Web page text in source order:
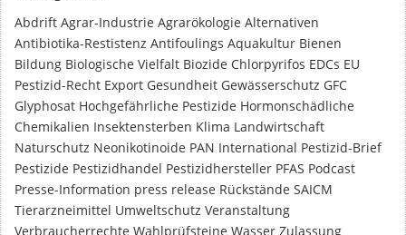
Abdrift Agrar-Industrie Agrarökologie Alternativen
Antibiotika-Restistenz Antifoulings Aquakultur Bienen
Bildung Biologische Vielfalt Biozide Chlorpyrifos EDCs EU
Pestizid-Recht Export Gesundheit Gewässerschutz GFC
Glyphosat Hochgefährliche Pestizide Hormonschädliche
Chemikalien Insektensterben Klima Landwirtschaft
Naturschutz Neonikotinoide PAN International Pestizid-Brief
Pestizide Pestizidhandel Pestizidhersteller PFAS Podcast
Presse-Information press release Rückstände SAICM
Tierarzneimittel Umweltschutz Veranstaltung
Verbraucherrechte Wahlprüfsteine Wasser Zulassung